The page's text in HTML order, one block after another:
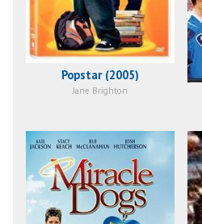
Popstar (2005)
Jane Brighton